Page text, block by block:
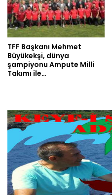
TFF Başkanı Mehmet
Büyükekşi, dünya
şampiyonu Ampute Milli
Takımı ile…